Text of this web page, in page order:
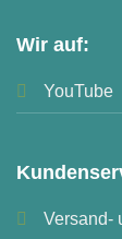
Wir auf:
YouTube
Versand-